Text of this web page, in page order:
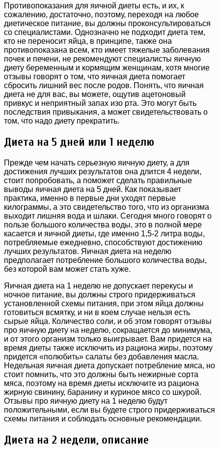
Противопоказания для яичной диеты есть, и их, к
сожалению, достаточно, поэтому, переходя на любое
диетическое питание, вы должны проконсультироваться
со специалистами. Однозначно не подходит диета тем,
кто не переносит яйца, в принципе, также она
противопоказана всем, кто имеет тяжелые заболевания
почек и печени, не рекомендуют специалисты яичную
диету беременным и кормящим женщинам, хотя многие
отзывы говорят о том, что яичная диета помогает
сбросить лишний вес после родов. Понять, что яичная
диета не для вас, вы можете, ощутив ацетоновый
привкус и неприятный запах изо рта. Это могут быть
последствия привыкания, а может свидетельствовать о
том, что надо диету прекратить.
Диета на 5 дней или 1 неделю
Прежде чем начать серьезную яичную диету, а для
достижения лучших результатов она длится 4 недели,
стоит попробовать, а поможет сделать правильные
выводы яичная диета на 5 дней. Как показывает
практика, именно в первые дни уходят первые
килограммы, а это свидетельство того, что из организма
выходит лишняя вода и шлаки. Сегодня много говорят о
пользе большого количества воды, это в полной мере
касается и яичной диеты, где именно 1,5-2 литра воды,
потребляемые ежедневно, способствуют достижению
лучших результатов. Яичная диета на неделю
предполагает потребление большого количества воды,
без которой вам может стать хуже.
Яичная диета на 1 неделю не допускает перекусы и
ночное питание, вы должны строго придерживаться
установленной схемы питания, при этом яйца должны
готовиться всмятку, и ни в коем случае нельзя есть
сырые яйца. Количество соли, и об этом говорят отзывы
про яичную диету на неделю, сокращается до минимума,
и от этого организм только выигрывает. Вам придется на
время диеты также исключить из рациона жиры, поэтому
придется «полюбить» салаты без добавления масла.
Недельная яичная диета допускает потребление мяса, но
стоит помнить, что это должны быть нежирные сорта
мяса, поэтому на время диеты исключите из рациона
жирную свинину, баранину и куриное мясо со шкурой.
Отзывы про яичную диету на 1 неделю будут
положительными, если вы будете строго придерживаться
схемы питания и соблюдать основные рекомендации.
Диета на 2 недели, описание